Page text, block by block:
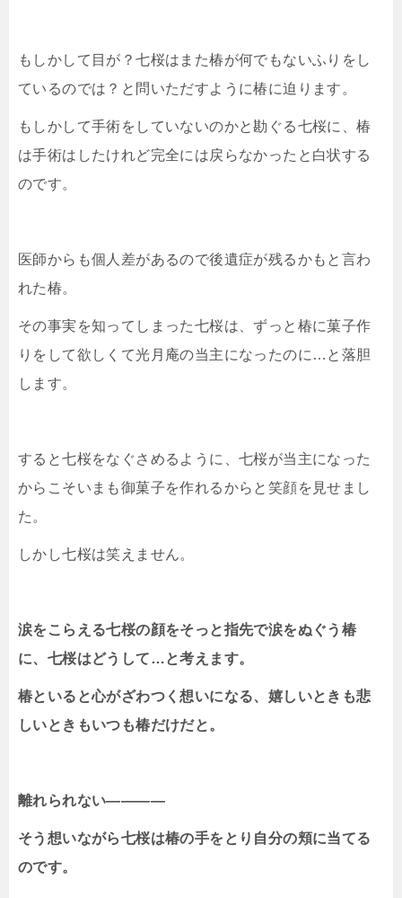
もしかして目が？七桜はまた椿が何でもないふりをし
ているのでは？と問いただすように椿に迫ります。
もしかして手術をしていないのかと勘ぐる七桜に、椿
は手術はしたけれど完全には戻らなかったと白状する
のです。
医師からも個人差があるので後遺症が残るかもと言わ
れた椿。
その事実を知ってしまった七桜は、ずっと椿に菓子作
りをして欲しくて光月庵の当主になったのに…と落胆
します。
すると七桜をなぐさめるように、七桜が当主になった
からこそいまも御菓子を作れるからと笑顔を見せまし
た。
しかし七桜は笑えません。
涙をこらえる七桜の顔をそっと指先で涙をぬぐう椿
に、七桜はどうして…と考えます。
椿といると心がざわつく想いになる、嬉しいときも悲
しいときもいつも椿だけだと。
離れられない――――
そう想いながら七桜は椿の手をとり自分の頬に当てる
のです。